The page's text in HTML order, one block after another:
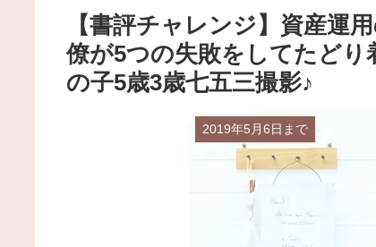
【書評チャレンジ】資産運
僚が5つの失敗をしてたどり
の子5歳3歳七五三撮影♪
2019年5月6日まで